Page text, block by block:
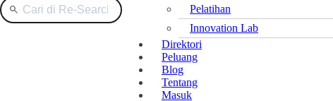
Pelatihan
Innovation Lab
Direktori
Peluang
Blog
Tentang
Masuk